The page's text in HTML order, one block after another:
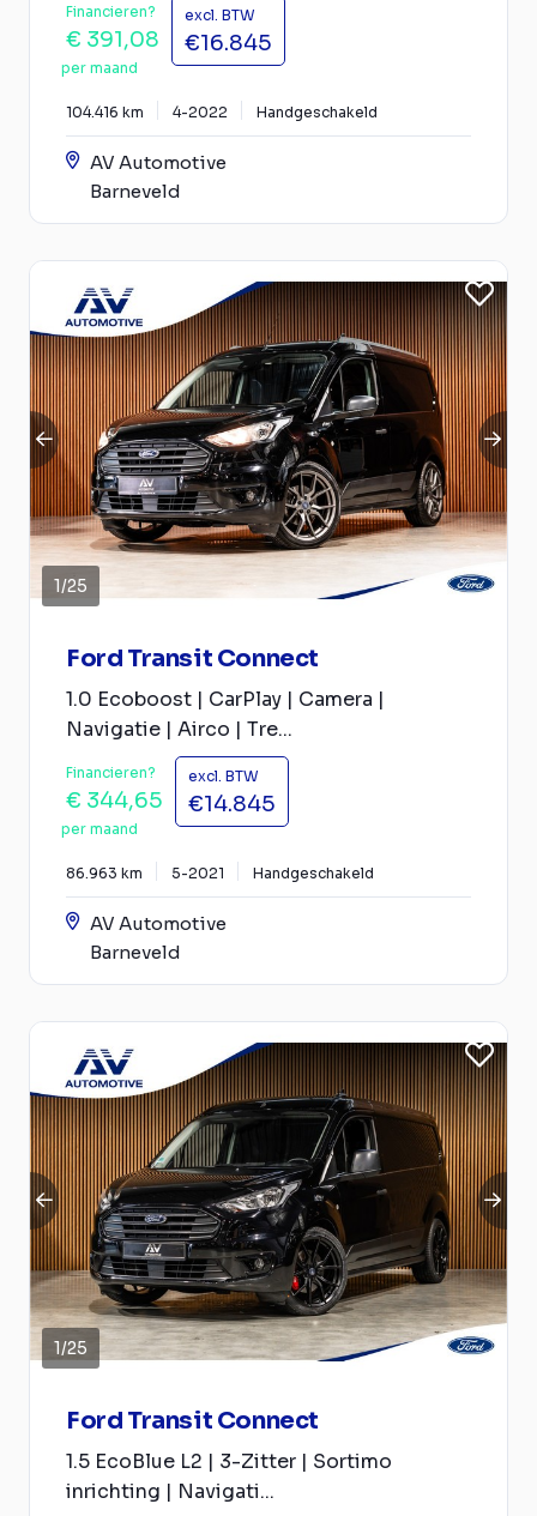
Financieren?
€ 391,08
per maand
excl. BTW
€16.845
104.416 km 4-2022 Handgeschakeld
AV Automotive
Barneveld
1/25
Ford Transit Connect
1.0 Ecoboost | CarPlay | Camera |
Navigatie | Airco | Tre...
Financieren?
€ 344,65
per maand
excl. BTW
€14.845
86.963 km 5-2021 Handgeschakeld
AV Automotive
Barneveld
1/25
Ford Transit Connect
1.5 EcoBlue L2 | 3-Zitter | Sortimo
inrichting | Navigati...